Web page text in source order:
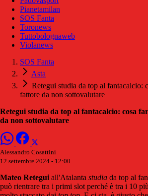
Pianetamilan
SOS Fanta
Toronews
Tuttobolognaweb
Violanews
SOS Fanta
Asta
Retegui studia da top al fantacalcio:
fattore da non sottovalutare
Retegui studia da top al fantacalcio: cosa
da non sottovalutare
Alessandro Cosattini
12 settembre 2024 - 12:00
Mateo Retegui all'Atalanta studia da top al
può rientrare tra i primi slot perché è tra i 10